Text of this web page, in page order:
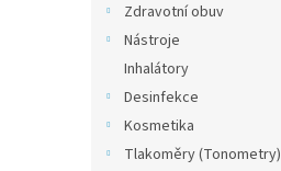
Zdravotní obuv
Nástroje
Inhalátory
Desinfekce
Kosmetika
Tlakoměry (Tonometry)